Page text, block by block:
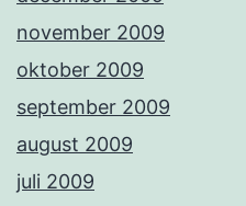
november 2009
oktober 2009
september 2009
august 2009
juli 2009